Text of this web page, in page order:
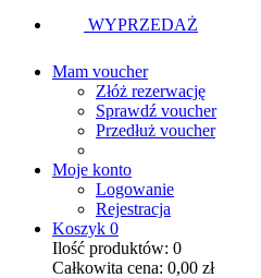
WYPRZEDAŻ
Mam voucher
Złóż rezerwację
Sprawdź voucher
Przedłuż voucher
Moje konto
Logowanie
Rejestracja
Koszyk 0
Ilość produktów: 0
Całkowita cena: 0,00 zł